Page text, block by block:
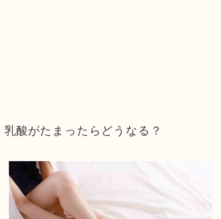
乳酸がたまったらどうなる？